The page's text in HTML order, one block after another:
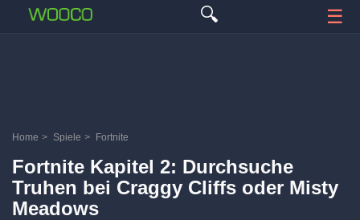
🔍 ☰
Home > Spiele > Fortnite
Fortnite Kapitel 2: Durchsuche
Truhen bei Craggy Cliffs oder Misty
Meadows